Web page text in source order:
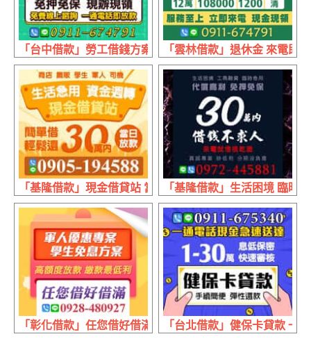
「台中借款」勞工借錢方案 實拿最高額 | 20萬內 免費線上
「雲林借款」退休金 來電即
「基隆借款」現金借貸站 當日放款 | 30萬內 生活急用資金
「基隆借款」生活困境 臨時
「彰化借款」任您借好借滿 高額度放款 | 繳款最低利 軍人
「台北借款」健保卡貸款 一